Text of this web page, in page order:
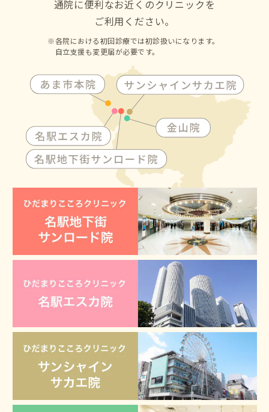
通院に便利なお近くのクリニックを
ご利用ください。
各院における初回診療では初診扱いになります。
自立支援も変更届が必要です。